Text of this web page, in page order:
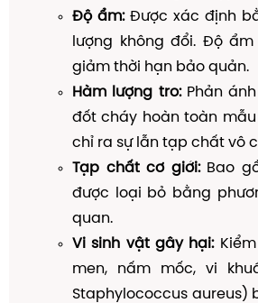
Độ ẩm:Được xác định
lượng không đổi. Độ
giảm thời hạn bảo quản.
Hàm lượng tro:Phản
đốt cháy hoàn toàn
chỉ ra sự lẫn tạp chất vô
Tạp chất cơ giới:Bao
được loại bỏ bằng
quan.
Vi sinh vật gây hại:Kiểm
men, nấm mốc, vi
Staphylococcus aureus)